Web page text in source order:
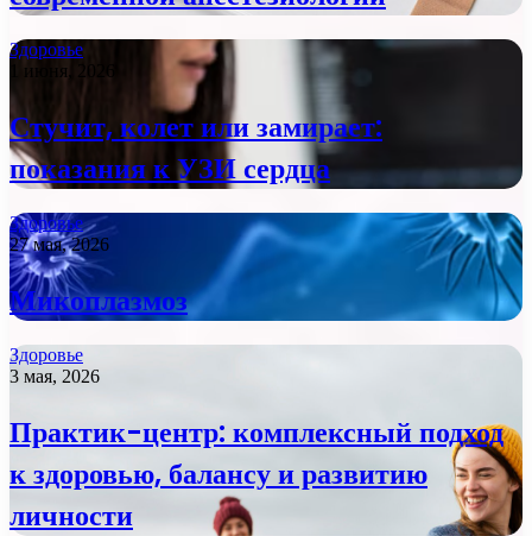
Здоровье
1 июня, 2026
Стучит, колет или замирает:
показания к УЗИ сердца
Здоровье
27 мая, 2026
Микоплазмоз
Здоровье
3 мая, 2026
Практик-центр: комплексный подход
к здоровью, балансу и развитию
личности